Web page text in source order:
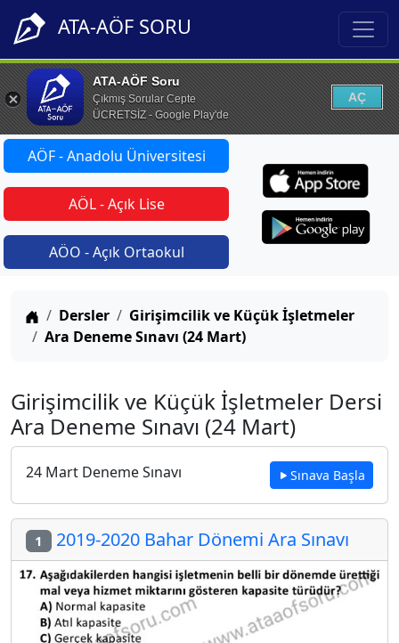
ATA-AÖF SORU
ATA-AÖF Soru
Çıkmış Sorular Cepte
ÜCRETSİZ - Google Play'de
AÇ
AÖF - Anadolu Üniversitesi
AÖL - Açık Lise
AÖO - Açık Ortaokul
Anasayfa
Dersler
Girişimcilik ve Küçük İşletmeler
Ara Deneme Sınavı (24 Mart)
Girişimcilik ve Küçük İşletmeler Dersi
Ara Deneme Sınavı (24 Mart)
24 Mart Deneme Sınavı Sınava Başla
1 2019-2020 Bahar Dönemi Ara Sınavı